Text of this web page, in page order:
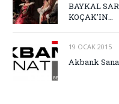
BAYKAL
KOÇAK’IN…
19 OCAK 2015
Akbank